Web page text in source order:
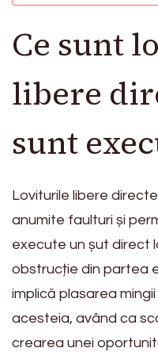
Ce sunt
libere
sunt
Loviturile libere
anumite faulturi și
execute un șut direct
obstrucție din partea
implică plasarea
acesteia, având ca
crearea unei